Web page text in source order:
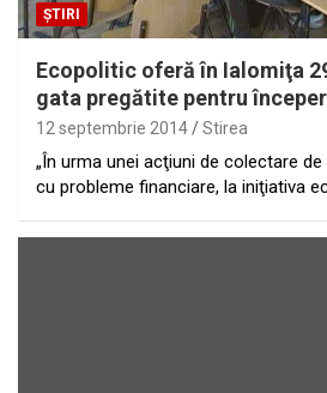
ȘTIRI
Ecopolitic oferă în Ialomiţa
gata pregătite pentru
12 septembrie 2014 Stirea
„În urma unei acţiuni de colectare
cu probleme financiare, la iniţiativa